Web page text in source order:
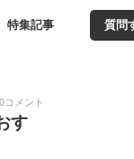
特集記事 質問
コメント
す